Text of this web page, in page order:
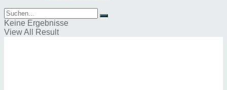
Keine Ergebnisse
View All Result